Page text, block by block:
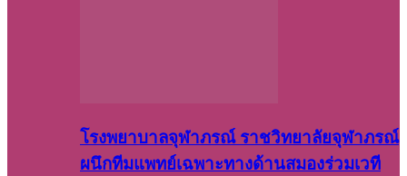
โรงพยาบาลจุฬาภรณ์ ราชวิทยาลัยจุฬาภรณ์
ผนึกทีมแพทย์เฉพาะทางด้านสมองร่วมเวที